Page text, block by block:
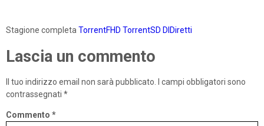
Stagione completa TorrentFHD TorrentSD DlDiretti
Lascia un commento
Il tuo indirizzo email non sarà pubblicato.
I campi obbligatori sono
contrassegnati *
Commento *